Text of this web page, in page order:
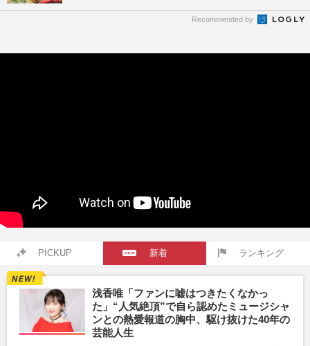
Recommended by
PICKUP 新着 ランキング
浅香唯「ファンに嘘はつきたくなかっ
た」“人気絶頂”で自ら認めたミュージシャ
ンとの熱愛報道の胸中、駆け抜けた40年の
芸能人生